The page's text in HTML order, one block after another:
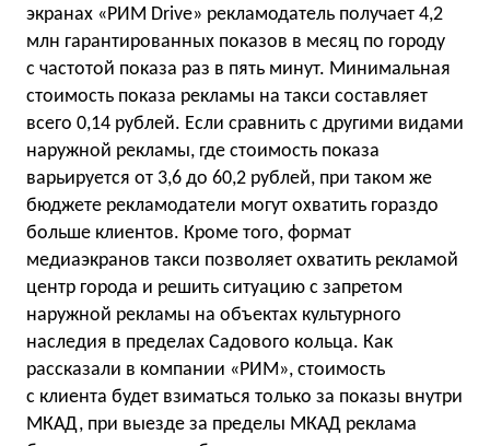
экранах «РИМ Drive» рекламодатель получает 4,2
млн гарантированных показов в месяц по городу
с частотой показа раз в пять минут. Минимальная
стоимость показа рекламы на такси составляет
всего 0,14 рублей. Если сравнить с другими видами
наружной рекламы, где стоимость показа
варьируется от 3,6 до 60,2 рублей, при таком же
бюджете рекламодатели могут охватить гораздо
больше клиентов. Кроме того, формат
медиаэкранов такси позволяет охватить рекламой
центр города и решить ситуацию с запретом
наружной рекламы на объектах культурного
наследия в пределах Садового кольца. Как
рассказали в компании «РИМ», стоимость
с клиента будет взиматься только за показы внутри
МКАД, при выезде за пределы МКАД реклама